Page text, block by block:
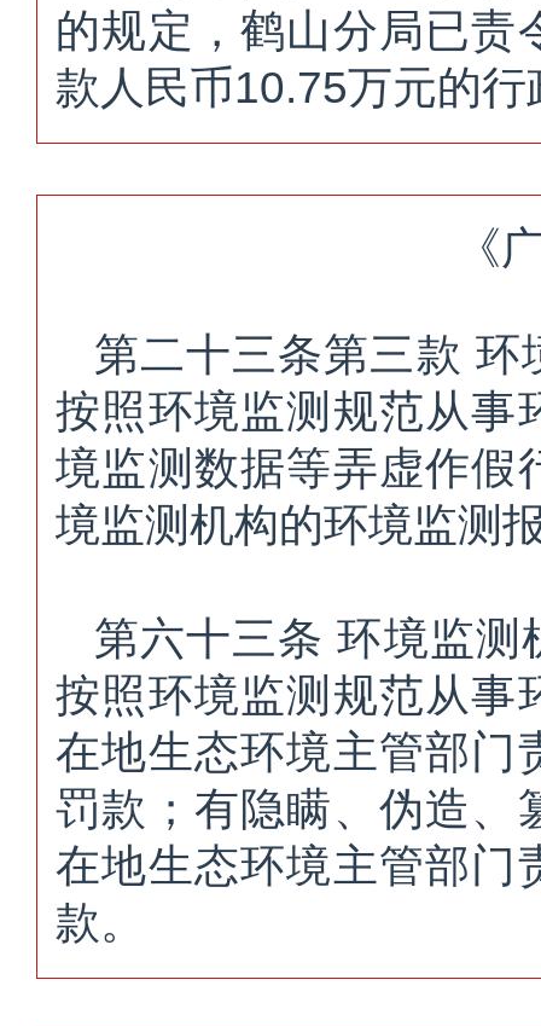
的规定，鹤山分局已责
款人民币10.75万元的行
《
第二十三条第三款 环
按照环境监测规范从事
境监测数据等弄虚作假
境监测机构的环境监测
第六十三条 环境监测
按照环境监测规范从事
在地生态环境主管部门
罚款；有隐瞒、伪造、
在地生态环境主管部门
款。